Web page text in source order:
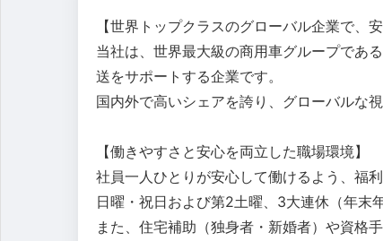
【世界トップクラスのグローバル企業で、
当社は、世界最大級の商用車グループであ
送をサポートする企業です。
国内外で高いシェアを誇り、グローバルな
【働きやすさと安心を両立した職場環境】
社員一人ひとりが安心して働けるよう、福利
日曜・祝日および第2土曜、3大連休（年末
また、住宅補助（独身者・新婚者）や資格